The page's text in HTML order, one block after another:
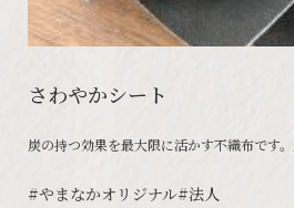
さわやかシート
炭の持つ効果を最大限に活かす不織布です
#やまなかオリジナル#法人